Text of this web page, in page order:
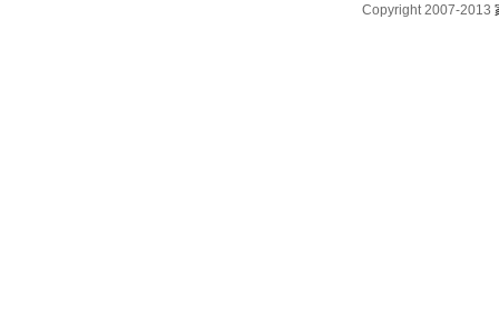
Copyright 2007-2013